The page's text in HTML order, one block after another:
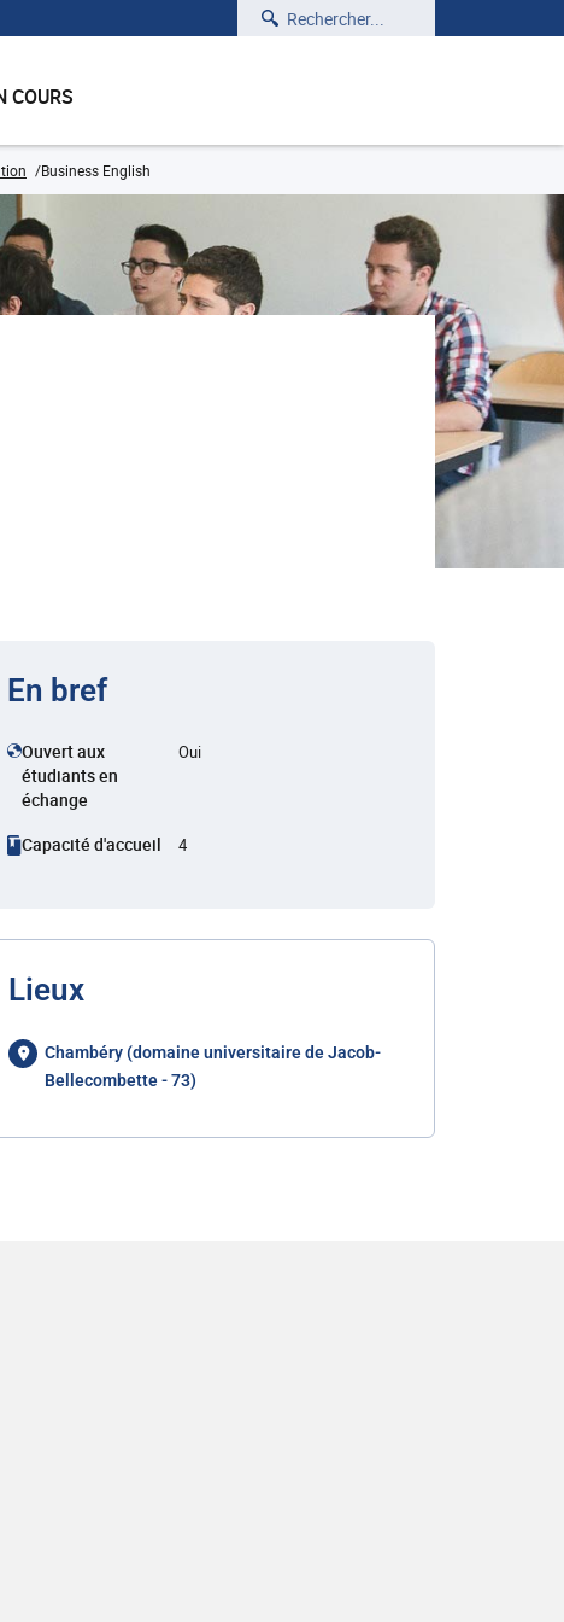
Rechercher
COURS
Business English
En bref
Ouvert aux
étudiants en
échange
Oui
Capacité d'accueil 4
Lieux
Chambéry (domaine universitaire de Jacob-
Bellecombette - 73)